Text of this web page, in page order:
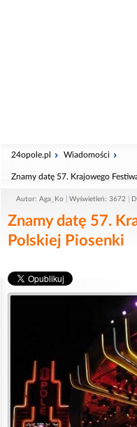
24opole.pl Wiadomości
Znamy datę 57. Krajowego
Autor: Aga_Ko Wyświetleń: 3672
Znamy datę 57.
Polskiej Piosenki